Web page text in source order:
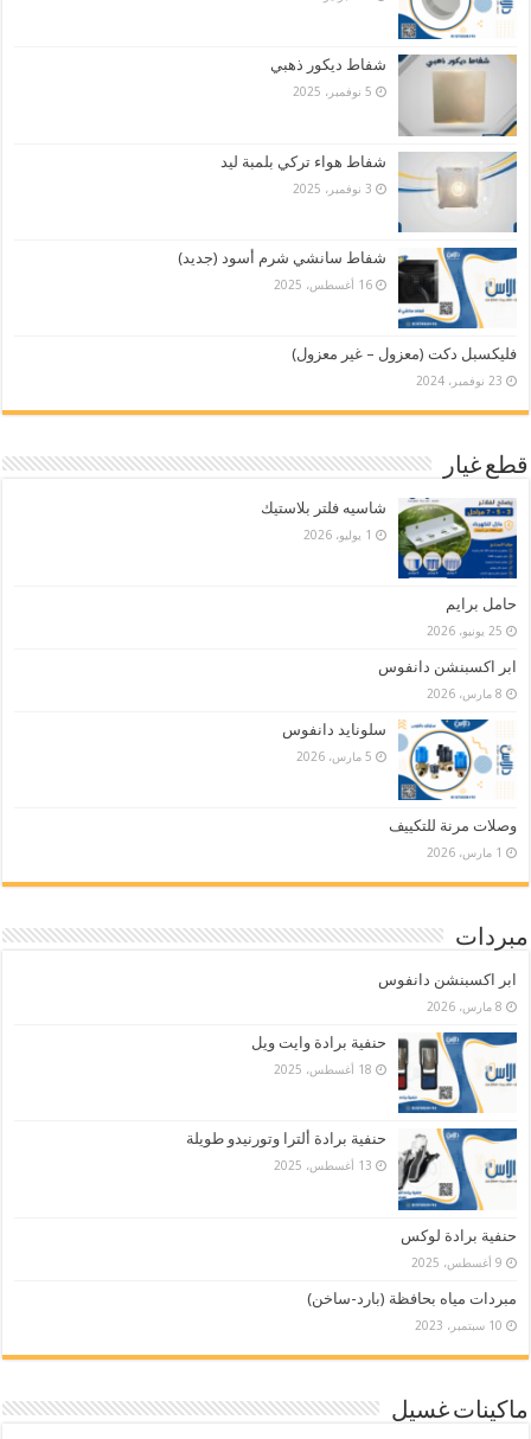
شفاط ديكور ذهبي
5 نوفمبر، 2025
شفاط هواء تركي بلمبة ليد
3 نوفمبر، 2025
شفاط سانشي شرم أسود (جديد)
16 أغسطس، 2025
فليكسبل دكت (معزول – غير معزول)
23 نوفمبر، 2024
قطع غيار
شاسيه فلتر بلاستيك
1 يوليو، 2026
حامل برايم
25 يونيو، 2026
ابر اكسبنشن دانفوس
8 مارس، 2026
سلونايد دانفوس
5 مارس، 2026
وصلات مرنة للتكييف
1 مارس، 2026
مبردات
ابر اكسبنشن دانفوس
8 مارس، 2026
حنفية برادة وايت ويل
18 أغسطس، 2025
حنفية برادة ألترا وتورنيدو طويلة
13 أغسطس، 2025
حنفية برادة لوكس
9 أغسطس، 2025
مبردات مياه بحافظة (بارد-ساخن)
10 سبتمبر، 2023
ماكينات غسيل